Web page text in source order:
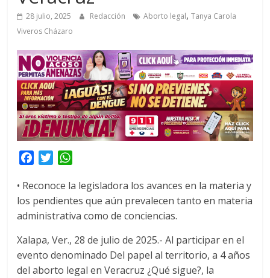
28 julio, 2025 Redacción Aborto legal,Tanya Carola
Viveros Cházaro
c
e
b
o
k
T
i
t
t
r
a
t
s
p
p
• Reconoce la legisladora los avances en la materia y
los pendientes que aún prevalecen tanto en materia
administrativa como de conciencias.
Xalapa, Ver., 28 de julio de 2025.- Al participar en el
evento denominado Del papel al territorio, a 4 años
del aborto legal en Veracruz ¿Qué sigue?, la